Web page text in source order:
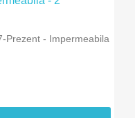
Prezent - Impermeabila